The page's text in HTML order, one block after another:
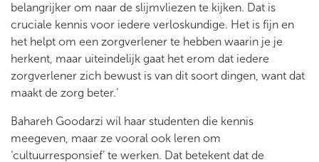
belangrijker om naar de slijmvliezen te kijken. Dat is
cruciale kennis voor iedere verloskundige. Het is fijn en
het helpt om een zorgverlener te hebben waarin je je
herkent, maar uiteindelijk gaat het erom dat iedere
zorgverlener zich bewust is van dit soort dingen, want dat
maakt de zorg beter.’
Bahareh Goodarzi wil haar studenten die kennis
meegeven, maar ze vooral ook leren om
‘cultuurresponsief’ te werken. Dat betekent dat de